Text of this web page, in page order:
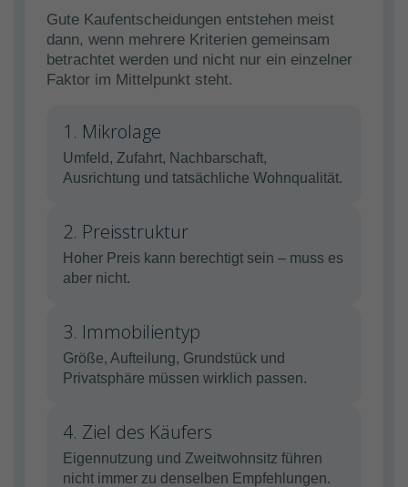
Gute Kaufentscheidungen entstehen meist
dann, wenn mehrere Kriterien gemeinsam
betrachtet werden und nicht nur ein einzelner
Faktor im Mittelpunkt steht.
1. Mikrolage
Umfeld, Zufahrt, Nachbarschaft,
Ausrichtung und tatsächliche Wohnqualität.
2. Preisstruktur
Hoher Preis kann berechtigt sein – muss es
aber nicht.
3. Immobilientyp
Größe, Aufteilung, Grundstück und
Privatsphäre müssen wirklich passen.
4. Ziel des Käufers
Eigennutzung und Zweitwohnsitz führen
nicht immer zu denselben Empfehlungen.